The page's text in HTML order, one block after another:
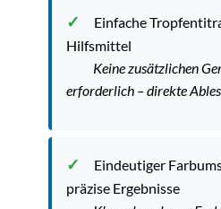
Einfache
Hilfsmittel
Keine zusätzlichen
erforderlich – direkte
Eindeutiger
präzise Ergebnisse